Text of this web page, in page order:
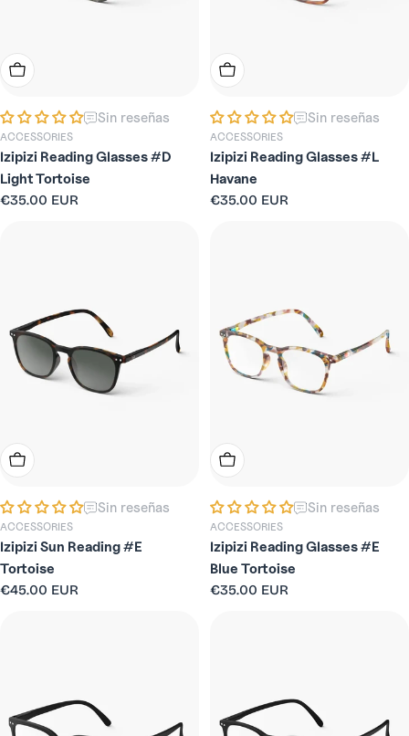
Elige Opciones
Sin reseñas
ACCESSORIES
Izipizi Reading Glasses #D
Light Tortoise
Precio
€35.00 EUR
Elige Opciones
Sin reseñas
ACCESSORIES
Izipizi Reading Glasses #L
Havane
Precio
€35.00 EUR
Elige Opciones
Sin reseñas
ACCESSORIES
Izipizi Sun Reading #E
Tortoise
Precio
€45.00 EUR
Elige Opciones
Sin reseñas
ACCESSORIES
Izipizi Reading Glasses #E
Blue Tortoise
Precio
€35.00 EUR